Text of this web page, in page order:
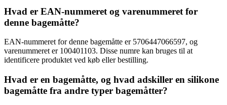
Hvad er EAN-nummeret og varenummeret for
denne bagemåtte?
EAN-nummeret for denne bagemåtte er 5706447066597, og
varenummeret er 100401103. Disse numre kan bruges til at
identificere produktet ved køb eller bestilling.
Hvad er en bagemåtte, og hvad adskiller en silikone
bagemåtte fra andre typer bagemåtter?